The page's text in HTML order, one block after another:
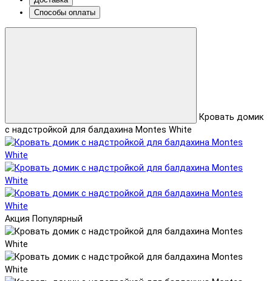
Способы оплаты
Кровать домик
с надстройкой для балдахина Montes White
Акция Популярный